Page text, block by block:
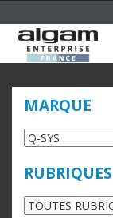
MARQUE
RUBRIQUES